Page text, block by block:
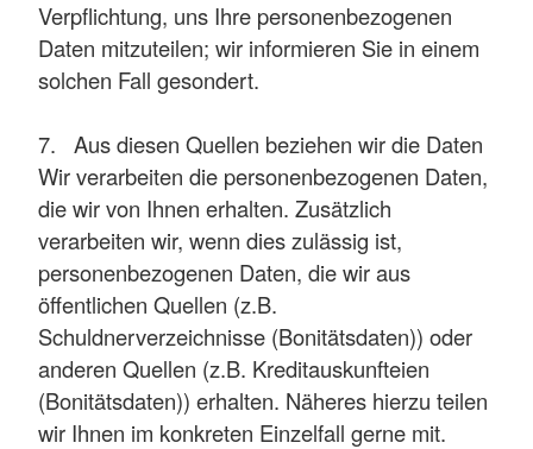
Verpflichtung, uns Ihre personenbezogenen
Daten mitzuteilen; wir informieren Sie in einem
solchen Fall gesondert.
7. Aus diesen Quellen beziehen wir die Daten
Wir verarbeiten die personenbezogenen Daten,
die wir von Ihnen erhalten. Zusätzlich
verarbeiten wir, wenn dies zulässig ist,
personenbezogenen Daten, die wir aus
öffentlichen Quellen (z.B.
Schuldnerverzeichnisse (Bonitätsdaten)) oder
anderen Quellen (z.B. Kreditauskunfteien
(Bonitätsdaten)) erhalten. Näheres hierzu teilen
wir Ihnen im konkreten Einzelfall gerne mit.